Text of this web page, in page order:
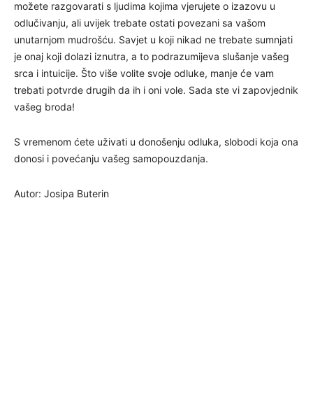
možete razgovarati s ljudima kojima vjerujete o izazovu u
odlučivanju, ali uvijek trebate ostati povezani sa vašom
unutarnjom mudrošću. Savjet u koji nikad ne trebate sumnjati
je onaj koji dolazi iznutra, a to podrazumijeva slušanje vašeg
srca i intuicije. Što više volite svoje odluke, manje će vam
trebati potvrde drugih da ih i oni vole. Sada ste vi zapovjednik
vašeg broda!
S vremenom ćete uživati u donošenju odluka, slobodi koja ona
donosi i povećanju vašeg samopouzdanja.
Autor: Josipa Buterin